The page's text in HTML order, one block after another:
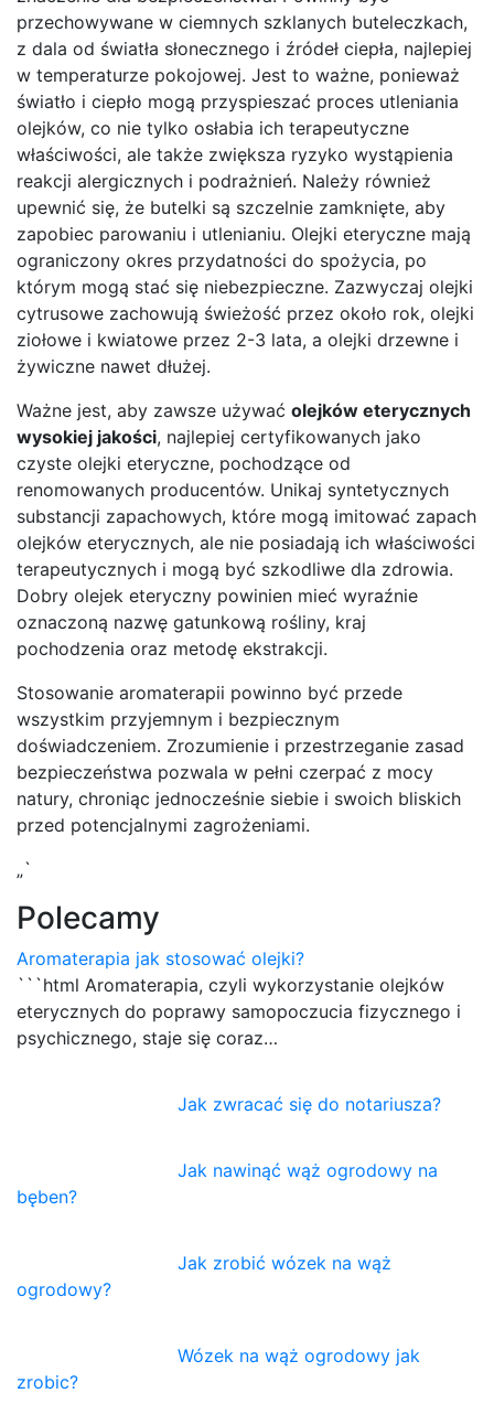
przechowywane w ciemnych szklanych buteleczkach,
z dala od światła słonecznego i źródeł ciepła, najlepiej
w temperaturze pokojowej. Jest to ważne, ponieważ
światło i ciepło mogą przyspieszać proces utleniania
olejków, co nie tylko osłabia ich terapeutyczne
właściwości, ale także zwiększa ryzyko wystąpienia
reakcji alergicznych i podrażnień. Należy również
upewnić się, że butelki są szczelnie zamknięte, aby
zapobiec parowaniu i utlenianiu. Olejki eteryczne mają
ograniczony okres przydatności do spożycia, po
którym mogą stać się niebezpieczne. Zazwyczaj olejki
cytrusowe zachowują świeżość przez około rok, olejki
ziołowe i kwiatowe przez 2-3 lata, a olejki drzewne i
żywiczne nawet dłużej.
Ważne jest, aby zawsze używać olejków eterycznych
wysokiej jakości, najlepiej certyfikowanych jako
czyste olejki eteryczne, pochodzące od
renomowanych producentów. Unikaj syntetycznych
substancji zapachowych, które mogą imitować zapach
olejków eterycznych, ale nie posiadają ich właściwości
terapeutycznych i mogą być szkodliwe dla zdrowia.
Dobry olejek eteryczny powinien mieć wyraźnie
oznaczoną nazwę gatunkową rośliny, kraj
pochodzenia oraz metodę ekstrakcji.
Stosowanie aromaterapii powinno być przede
wszystkim przyjemnym i bezpiecznym
doświadczeniem. Zrozumienie i przestrzeganie zasad
bezpieczeństwa pozwala w pełni czerpać z mocy
natury, chroniąc jednocześnie siebie i swoich bliskich
przed potencjalnymi zagrożeniami.
„`
Polecamy
Aromaterapia jak stosować olejki?
```html Aromaterapia, czyli wykorzystanie olejków
eterycznych do poprawy samopoczucia fizycznego i
psychicznego, staje się coraz…
Jak zwracać się do notariusza?
Jak nawinąć wąż ogrodowy na
bęben?
Jak zrobić wózek na wąż
ogrodowy?
Wózek na wąż ogrodowy jak
zrobic?